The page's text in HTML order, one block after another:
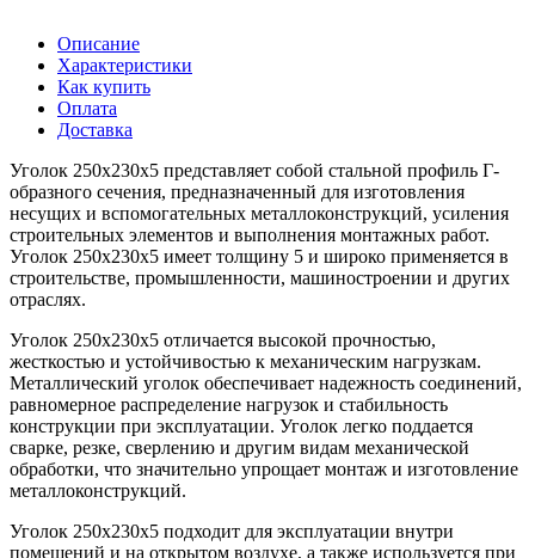
Описание
Характеристики
Как купить
Оплата
Доставка
Уголок 250х230х5 представляет собой стальной профиль Г-
образного сечения, предназначенный для изготовления
несущих и вспомогательных металлоконструкций, усиления
строительных элементов и выполнения монтажных работ.
Уголок 250х230х5 имеет толщину 5 и широко применяется в
строительстве, промышленности, машиностроении и других
отраслях.
Уголок 250х230х5 отличается высокой прочностью,
жесткостью и устойчивостью к механическим нагрузкам.
Металлический уголок обеспечивает надежность соединений,
равномерное распределение нагрузок и стабильность
конструкции при эксплуатации. Уголок легко поддается
сварке, резке, сверлению и другим видам механической
обработки, что значительно упрощает монтаж и изготовление
металлоконструкций.
Уголок 250х230х5 подходит для эксплуатации внутри
помещений и на открытом воздухе, а также используется при